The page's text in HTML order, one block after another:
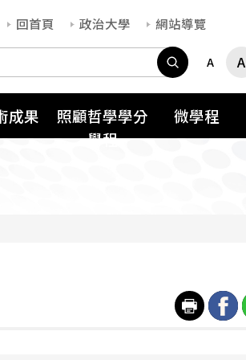
回首頁 政治大學 網站導覽
搜尋A A
成果
照顧哲學學分
學程
微學程